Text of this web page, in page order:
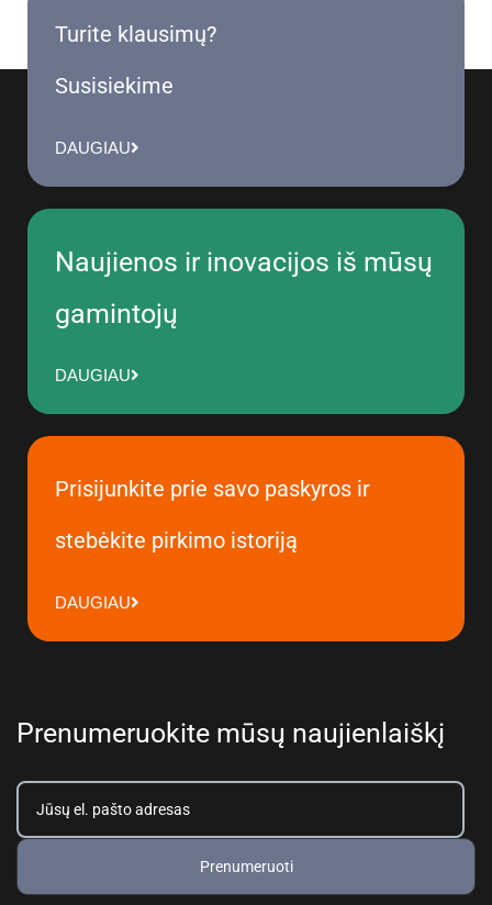
Turite klausimų?
Susisiekime
DAUGIAU
Naujienos ir inovacijos iš mūsų
gamintojų
DAUGIAU
Prisijunkite prie savo paskyros ir
stebėkite pirkimo istoriją
DAUGIAU
Prenumeruokite mūsų naujienlaiškį
Prenumeruoti